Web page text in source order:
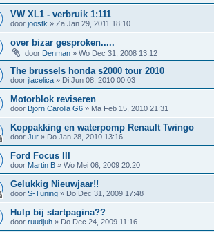
VW XL1 - verbruik 1:111
door joostk » Za Jan 29, 2011 18:10
over bizar gesproken.....
door Denman » Wo Dec 31, 2008 13:12
The brussels honda s2000 tour 2010
door jlacelica » Di Jun 08, 2010 00:03
Motorblok reviseren
door Bjorn Carolla G6 » Ma Feb 15, 2010 21:31
Koppakking en waterpomp Renault Twingo
door Jur » Do Jan 28, 2010 13:16
Ford Focus III
door Martin B » Wo Mei 06, 2009 20:20
Gelukkig Nieuwjaar!!
door S-Tuning » Do Dec 31, 2009 17:48
Hulp bij startpagina??
door ruudjuh » Do Dec 24, 2009 11:16